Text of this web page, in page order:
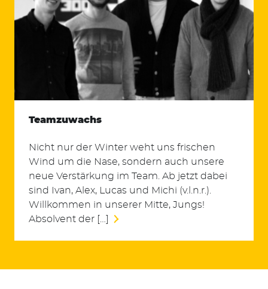
Teamzuwachs
Nicht nur der Winter weht uns frischen
Wind um die Nase, sondern auch unsere
neue Verstärkung im Team. Ab jetzt dabei
sind Ivan, Alex, Lucas und Michi (v.l.n.r.).
Willkommen in unserer Mitte, Jungs!
Absolvent der […]